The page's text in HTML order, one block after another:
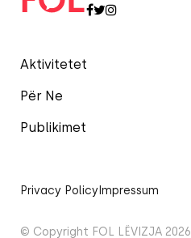
Aktivitetet
Për Ne
Publikimet
© Copyright FOL LËVIZJA 2026
Privacy Policy Impressum